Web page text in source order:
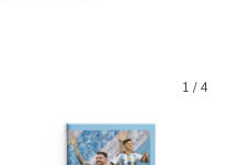
1 /4